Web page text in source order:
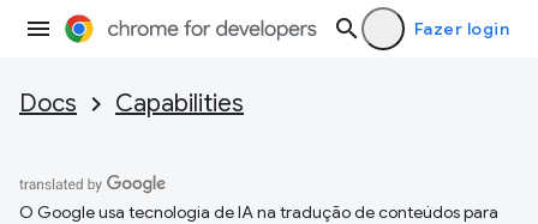
Fazer login
Docs Capabilities
O Google usa tecnologia de IA na tradução de conteúdos para